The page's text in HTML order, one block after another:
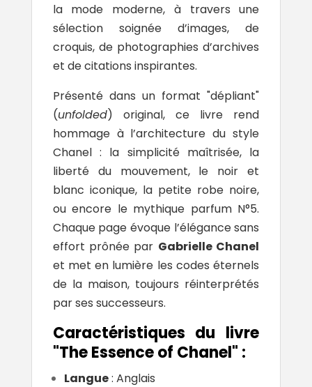
la mode moderne, à travers une
sélection soignée d’images, de
croquis, de photographies d’archives
et de citations inspirantes.
Présenté dans un format "dépliant"
(unfolded) original, ce livre rend
hommage à l’architecture du style
Chanel : la simplicité maîtrisée, la
liberté du mouvement, le noir et
blanc iconique, la petite robe noire,
ou encore le mythique parfum N°5.
Chaque page évoque l’élégance sans
effort prônée par Gabrielle Chanel
et met en lumière les codes éternels
de la maison, toujours réinterprétés
par ses successeurs.
Caractéristiques du livre
"The Essence of Chanel" :
Langue: Anglais